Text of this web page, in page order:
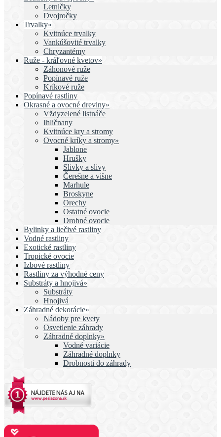
Letničky
Dvojročky
Trvalky»
Kvitnúce trvalky
Vankúšovité trvalky
Chryzantémy
Ruže - kráľovné kvetov»
Záhonové ruže
Popínavé ruže
Kríkové ruže
Popínavé rastliny
Okrasné a ovocné dreviny»
Vždyzelené listnáče
Ihličnany
Kvitnúce kry a stromy
Ovocné kríky a stromy»
Jablone
Hrušky
Slivky a slivy
Čerešne a višne
Marhule
Broskyne
Orechy
Ostatné ovocie
Drobné ovocie
Bylinky a liečivé rastliny
Vodné rastliny
Exotické rastliny
Tropické ovocie
Izbové rastliny
Rastliny za výhodné ceny
Substráty a hnojivá»
Substráty
Hnojivá
Záhradné dekorácie»
Nádoby pre kvety
Osvetlenie záhrady
Záhradné doplnky»
Vodné variácie
Záhradné doplnky
Drobnosti do záhrady